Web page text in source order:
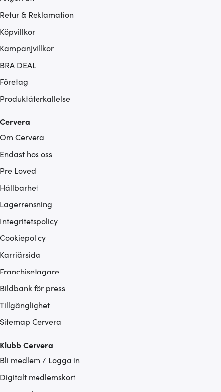
Retur & Reklamation
Köpvillkor
Kampanjvillkor
BRA DEAL
Företag
Produktåterkallelse
Cervera
Om Cervera
Endast hos oss
Pre Loved
Hållbarhet
Lagerrensning
Integritetspolicy
Cookiepolicy
Karriärsida
Franchisetagare
Bildbank för press
Tillgänglighet
Sitemap Cervera
Klubb Cervera
Bli medlem / Logga in
Digitalt medlemskort